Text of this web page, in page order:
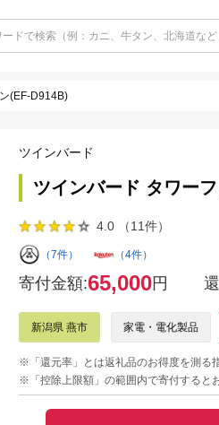
(EF-D914B)
ツインバード
ツインバード タワー
4.0 （11件）
（7件） （4件）
寄付金額:65,000円
新潟県 燕市 家電・電化製品
※「還元率」とは返礼品のお得度を測る
※「控除上限額」の範囲内で寄付すると